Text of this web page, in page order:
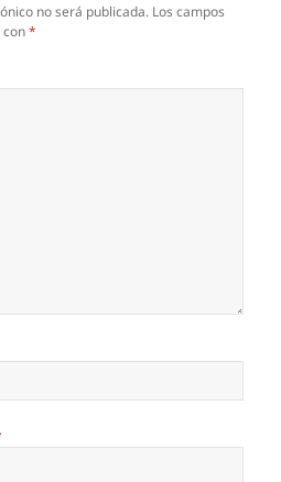
no será publicada. Los campos
con*